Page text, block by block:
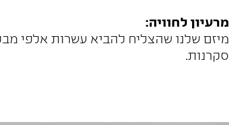
מרעיון לחוויה:
מיזם שלנו שהצליח להביא עשרות אלפי
סקרנות.